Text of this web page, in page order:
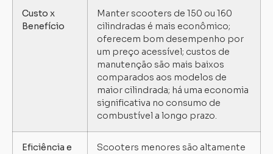
Custo x
Benefício
Manter scooters de 150 ou 160
cilindradas é mais econômico;
oferecem bom desempenho por
um preço acessível; custos de
manutenção são mais baixos
comparados aos modelos de
maior cilindrada; há uma economia
significativa no consumo de
combustível a longo prazo.
Eficiência e
Scooters menores são altamente